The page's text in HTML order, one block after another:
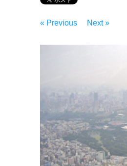
« Previous Next »